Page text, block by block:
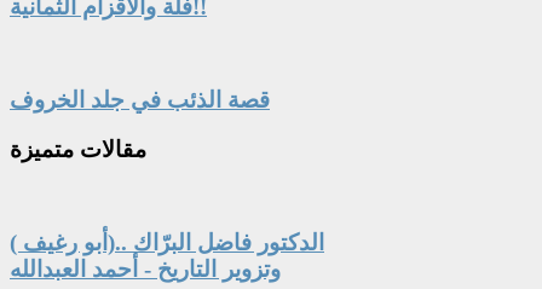
فلة والأقزام الثمانية!!
قصة الذئب في جلد الخروف
مقالات متميزة
الدكتور فاضل البرّاك ..(أبو رغيف )
وتزوير التاريخ - أحمد العبدالله